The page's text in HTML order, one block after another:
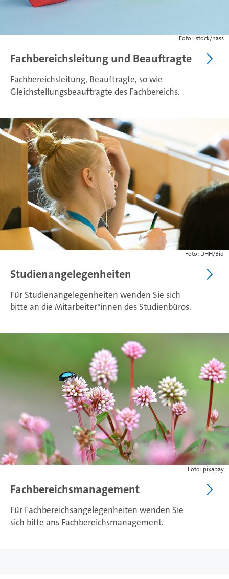
Foto: istock/nass
Fachbereichsleitung und Beauftragte
Fachbereichsleitung, Beauftragte, so wie
Gleichstellungsbeauftragte des Fachbereichs.
Foto: UHH/Bio
Studienangelegenheiten
Für Studienangelegenheiten wenden Sie sich
bitte an die Mitarbeiter*innen des Studienbüros.
Foto: pixabay
Fachbereichsmanagement
Für Fachbereichsangelegenheiten wenden Sie
sich bitte ans Fachbereichsmanagement.